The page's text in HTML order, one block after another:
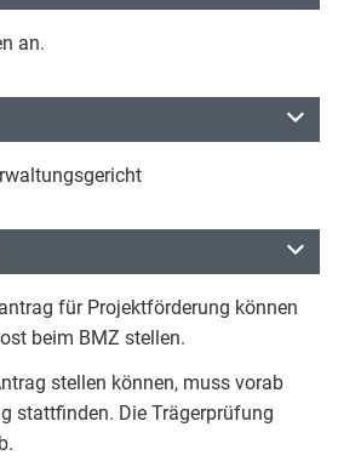
an.
für Projektförderung können
beim BMZ stellen.
stellen können, muss vorab
stattfinden. Die Trägerprüfung